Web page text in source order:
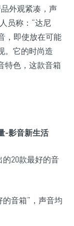
外观紧凑，声
员称：“达尼
，即使放在可能
。它的时尚造
特色，这款音箱
的20款最好的音
的音箱”，声音均